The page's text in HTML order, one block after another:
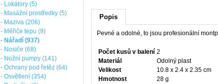
Popis
Pevné a odolné, to jsou profesionální
Počet kusů v balení 2
Materiál
Odolný plast
Velikost
10.8 x 2.4 x 2.35 cm
Hmotnost
28 g
- Lokátory (5)
- Masážní prostředky (5)
- Maziva (206)
- Měřiče tepu (9)
- Nářadí (937)
- Nosiče (68)
- Nožní pumpy (141)
- Ochrany pod řetěz (64)
- Osvětlení (354)